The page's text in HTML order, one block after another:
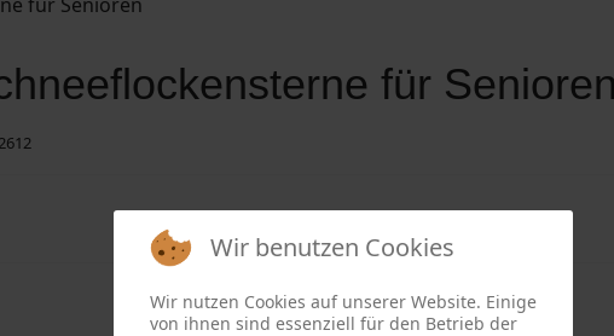
für
Wir benutzen Cookies
Wir nutzen Cookies auf unserer Website. Einige
von ihnen sind essenziell für den Betrieb der